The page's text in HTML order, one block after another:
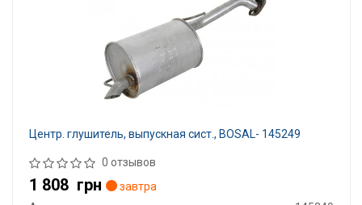
Центр. глушитель, выпускная сист., BOSAL- 145249
0 отзывов
1 808 грн
завтра